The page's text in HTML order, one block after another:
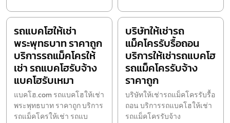
รถแบคโฮให้เช่า
พระพุทธบาท ราคาถูก
บริการรถแม็คโครให้
เช่า รถแบคโฮรับจ้าง
แบคโฮรับเหมา
แบคโฮ.com รถแบคโฮให้เช่า
พระพุทธบาท ราคาถูก บริการ
รถแม็คโครให้เช่า รถแบ
บริษัทให้เช่ารถ
แม็คโครรับรื้อถอน
บริการให้เช่ารถแบคโฮ
รถแม็คโครรับจ้าง
ราคาถูก
บริษัทให้เช่ารถแม็คโครรับรื้อ
ถอน บริการรถแบคโฮให้เช่า
รถแม็คโครรับจ้าง